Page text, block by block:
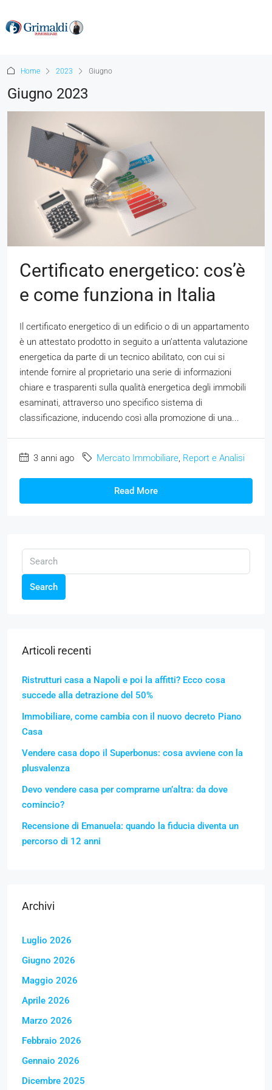
Home 2023 Giugno
Giugno 2023
Certificato energetico: cos’è
e come funziona in Italia
Il certificato energetico di un edificio o di un appartamento
è un attestato prodotto in seguito a un’attenta valutazione
energetica da parte di un tecnico abilitato, con cui si
intende fornire al proprietario una serie di informazioni
chiare e trasparenti sulla qualità energetica degli immobili
esaminati, attraverso uno specifico sistema di
classificazione, inducendo così alla promozione di una...
3 anni ago Mercato Immobiliare, Report e Analisi
Read More
Search
Articoli recenti
Ristrutturi casa a Napoli e poi la affitti? Ecco cosa
succede alla detrazione del 50%
Immobiliare, come cambia con il nuovo decreto Piano
Casa
Vendere casa dopo il Superbonus: cosa avviene con la
plusvalenza
Devo vendere casa per comprarne un’altra: da dove
comincio?
Recensione di Emanuela: quando la fiducia diventa un
percorso di 12 anni
Archivi
Luglio 2026
Giugno 2026
Maggio 2026
Aprile 2026
Marzo 2026
Febbraio 2026
Gennaio 2026
Dicembre 2025